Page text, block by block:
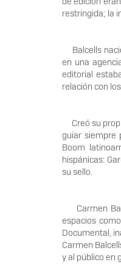
restringida; la
Balcells
en una
editorial
relación con
Creó su
guiar siempre
Boom
hispánicas:
su sello.
Carmen
espacios
Documental,
Carmen
y al público en